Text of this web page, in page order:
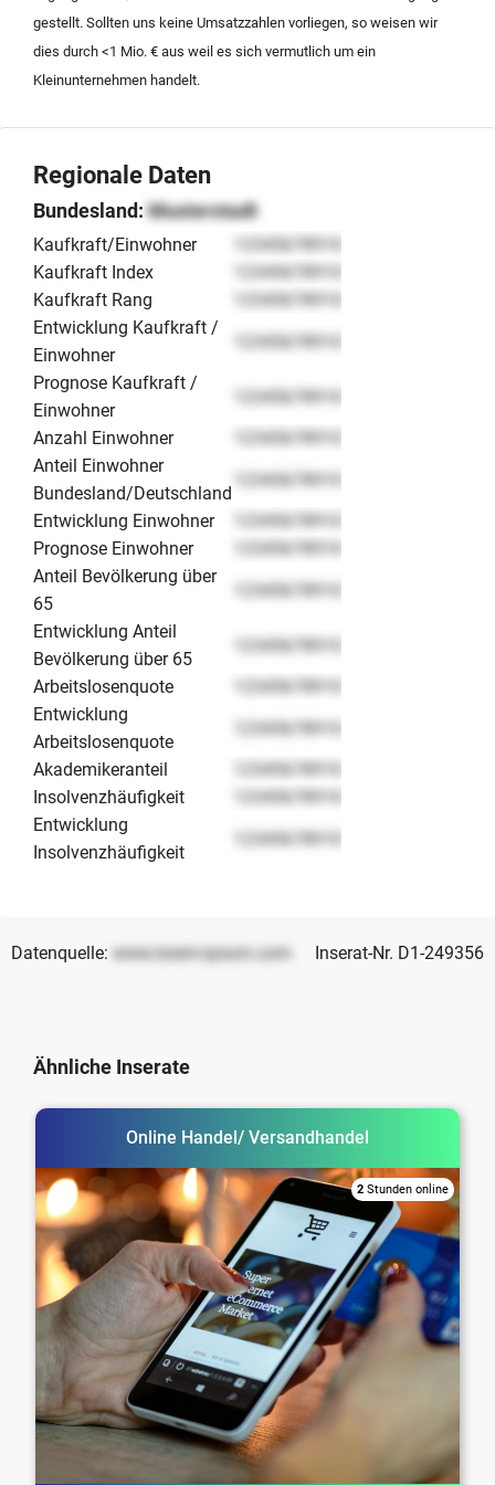
Inventars und der digitalen Assets.
gestellt. Sollten uns keine Umsatzzahlen vorliegen, so weisen wir
dies durch <1 Mio. € aus weil es sich vermutlich um ein
Kleinunternehmen handelt.
Regionale Daten
Bundesland: Musterstadt
Kaufkraft/Einwohner
12345678910
Kaufkraft Index
12345678910
Kaufkraft Rang
12345678910
Entwicklung Kaufkraft /
Einwohner
12345678910
Prognose Kaufkraft /
Einwohner
12345678910
Anzahl Einwohner
12345678910
Anteil Einwohner
Bundesland/Deutschland
12345678910
Entwicklung Einwohner
12345678910
Prognose Einwohner
12345678910
Anteil Bevölkerung über
65
12345678910
Entwicklung Anteil
Bevölkerung über 65
12345678910
Arbeitslosenquote
12345678910
Entwicklung
Arbeitslosenquote
12345678910
Akademikeranteil
12345678910
Insolvenzhäufigkeit
12345678910
Entwicklung
Insolvenzhäufigkeit
12345678910
Datenquelle: www.lorem-ipsum.com Inserat-Nr. D1-249356
Ähnliche Inserate
Online Handel/ Versandhandel
2 Stunden online